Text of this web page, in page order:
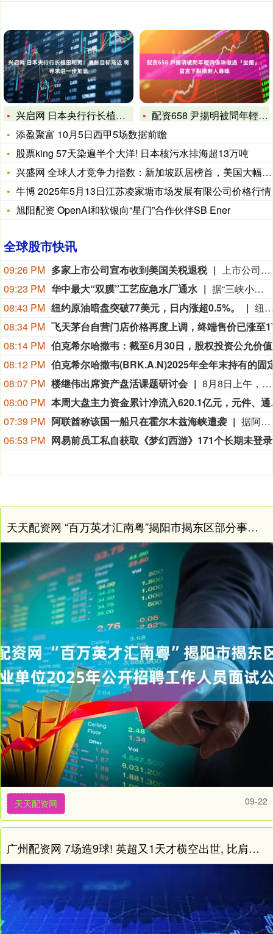
兴启网 日本央行行长植田和男：通胀目标渐近 将寻求进一步加息
配资658 尹揚明被問年輕時係咪做過「坐館」，留言下點讚耐人
添盈聚富 10月5日西甲5场数据前瞻
股票king 57天染遍半个大洋! 日本核污水排海超13万吨
兴盛网 全球人才竞争力指数：新加坡跃居榜首，美国大幅下滑到第
牛博 2025年5月13日江苏凌家塘市场发展有限公司价格行情
旭阳配资 OpenAI和软银向“星门”合作伙伴SB Ener
全球股市快讯
09:26 PM 多家上市公司宣布收到美国关税退税
上市公司公告显示，自7月以来，多家公司宣布已经收到美国关税退税。根据美国最高法院今年2月裁定，《国际紧急经济权力法》不授权总统征收大规模关税。美国国际贸易法院随后下令海关办理相关退款。海关与边境保护局4月20日启动第一阶段退款工作，首批退款于5月11日前后发放。美国海关与边境保护局官员本月4日披露的信息显示，截至7月底，该部门已处理完毕约1000亿美元关税的退款流程并把相关信息提供给财政部用于付款。（中新社）
09:23 PM 华中最大“双膜”工艺应急水厂通水
据“三峡小微”公众号消息，8月8日，由三峡集团所属长江环保集团、武汉市水务集团等共同投资建设的华中地区规模最大的“双膜”工艺应急水厂——武汉梁子湖应急水厂并网通水，标志着武汉市江南区域正式构建起“一江一湖”双水源互为备援、灵活调度的供水新格局，为片区660万市民用水安全提供坚实保障。
08:43 PM 纽约原油暗盘突破77美元，日内涨超0.5%。
纽约原油暗盘突破77美元
08:34 PM
08:14 PM
08:12 PM
08:07 PM 楼继伟出席资产盘活课题研讨会
8月8日上午，全球财富管理论坛在京召开“地方国有存量资产盘活进展、难点与策略”课题研讨会，楼继伟出席会议并做总结发言。楼继伟在发言中表示，盘活国有资产既是近期的当务之急，也是一项长期性的战略任务。当前我国GDP平减指数阶段性承压走低，财政维持紧平衡格局的压力持续攀升；我国税收结构以间接税为主体，税收收入增速显著弱于名义GDP增速，财政内生增收动能受限。叠加土地财政收入大幅收缩，地方隐性债务化解、长期限国债常态化发行带来的利息支出刚性上涨，收支两端压力持续凸显。综合多重现实约束来看，国有存量资产盘活并非短期应急手段，而是一项需要常态化、长效化推进的重点工作。（全球财富管理论坛）
08:00 PM
本周大盘主力
07:39 PM 阿联酋称该国一船只在霍尔木兹海峡遭袭
据阿联酋通讯社8月8日报道，阿布扎比国家石油公司证实，该公司一艘船只当天凌晨在通过霍尔木兹海峡时遭导弹袭击。阿布扎比国家石油公司说，袭击未造成人员受伤，目前局面可控。该公司并未提供遭袭船只具体类型、导弹来源以及船只受损情况等更多细节。（新华社）
06:53 PM
天天配资网 “百万英才汇南粤”揭阳市揭东区部分事业单位2025年公开招聘工作人员面试公告
天天配资网 09-22
广州配资网 7场造9球! 英超又1天才横空出世, 比肩哈兰德, 成为金靴大热门